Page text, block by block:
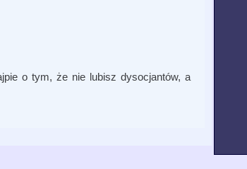
o tym, że nie lubisz dysocjantów, a